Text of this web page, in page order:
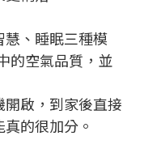
、睡眠三種模
的空氣品質，並
啟，到家後直接
的很加分。